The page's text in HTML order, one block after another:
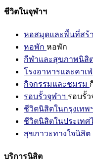
ชีวิตในจุฬาฯ
หอสมุดและพื้นที่สร้
หอพัก หอพัก
กีฬาและสุขภาพนิสิ
โรงอาหารและคาเฟ่
กิจกรรมและชมรม
รอบรั้วจุฬาฯ รอบรั้ว
ชีวิตนิสิตในกรุงเทพ
ชีวิตนิสิตในประเทศ
สุขภาวะทางใจนิสิต
บริการนิสิต